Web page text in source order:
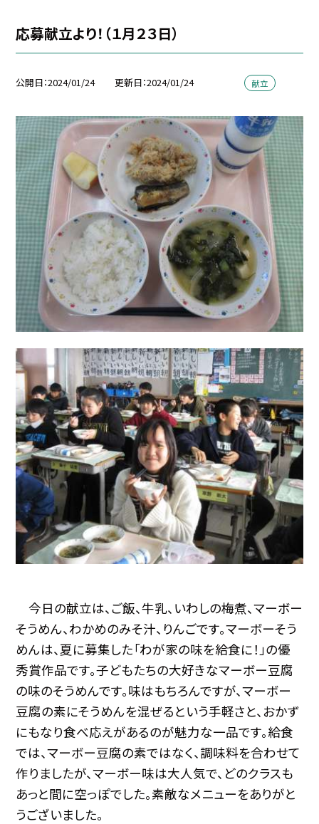
応募献立より！（１月２３日）
公開日 2024/01/24 更新日 2024/01/24 献立
今日の献立は、ご飯、牛乳、いわしの梅煮、マーボー
そうめん、わかめのみそ汁、りんごです。マーボーそう
めんは、夏に募集した「わが家の味を給食に！」の優
秀賞作品です。子どもたちの大好きなマーボー豆腐
の味のそうめんです。味はもちろんですが、マーボー
豆腐の素にそうめんを混ぜるという手軽さと、おかず
にもなり食べ応えがあるのが魅力な一品です。給食
では、マーボー豆腐の素ではなく、調味料を合わせて
作りましたが、マーボー味は大人気で、どのクラスも
あっと間に空っぽでした。素敵なメニューをありがと
うございました。